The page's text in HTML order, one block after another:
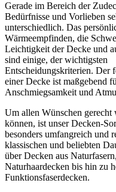
Gerade im Bereich der
Bedürfnisse und Vorlieben
unterschiedlich. Das
Wärmeempfinden, die
Leichtigkeit der Decke und
sind einige, der wichtigsten
Entscheidungskriterien. Der
einer Decke ist maßgebend
Anschmiegsamkeit und
Um allen Wünschen gerecht
können, ist unser Decken-
besonders umfangreich und
klassischen und beliebten
über Decken aus Naturfasern,
Naturhaardecken bis hin zu
Funktionsfaserdecken.